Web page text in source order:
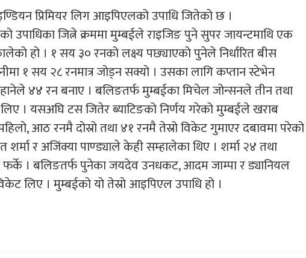
प्रिमियर लिग आइपिएलको उपाधि जितेको छ ।
जित्ने क्रममा मुम्बईले राइजिङ पुने सुपर जायन्टमाथि एक
हो । १ सय ३० रनको लक्ष्य पछ्याएको पुनेले निर्धारित बीस
१ सय २८ रनमात्र जोड्न सक्यो । उसका लागि कप्तान स्टेभेन
४४ रन बनाए । बलिङतर्फ मुम्बईका मिचेल जोन्सनले तीन तथा
। यसअघि टस जितेर ब्याटिङको निर्णय गरेको मुम्बईले खराब
आठ रनमै दोस्रो तथा ४१ रनमै तेस्रो विकेट गुमाएर दबावमा परेको
शर्मा र अजिंक्या पाण्ड्याले केही सम्हालेका थिए । शर्मा २४ तथा
फर्के । बलिङतर्फ पुनेका जयदेव उनधकट, आदम जाम्पा र ड्यानियल
लिए । मुम्बईको यो तेस्रो आइपिएल उपाधि हो ।